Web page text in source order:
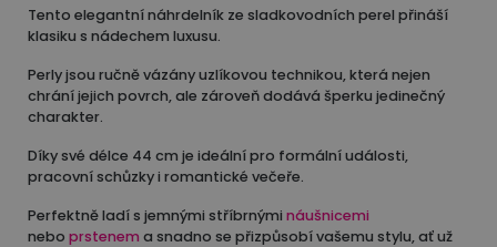
Tento elegantní náhrdelník ze sladkovodních perel přináší
klasiku s nádechem luxusu.
Perly jsou ručně vázány uzlíkovou technikou, která nejen
chrání jejich povrch, ale zároveň dodává šperku jedinečný
charakter.
Díky své délce 44 cm je ideální pro formální události,
pracovní schůzky i romantické večeře.
Perfektně ladí s jemnými stříbrnými náušnicemi
nebo prstenem a snadno se přizpůsobí vašemu stylu, ať už